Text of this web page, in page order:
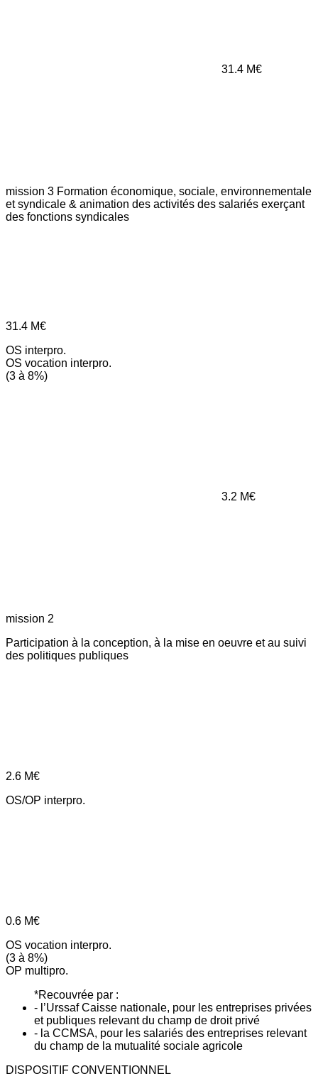
31.4 M€
mission 3 Formation économique, sociale, environnementale
et syndicale & animation des activités des salariés exerçant
des fonctions syndicales
31.4 M€
OS interpro.
OS vocation interpro.
(3 à 8%)
3.2 M€
mission 2
Participation à la conception, à la mise en oeuvre et au suivi
des politiques publiques
2.6 M€
OS/OP interpro.
0.6 M€
OS vocation interpro.
(3 à 8%)
OP multipro.
*Recouvrée par :
- l’Urssaf Caisse nationale, pour les entreprises privées
et publiques relevant du champ de droit privé
- la CCMSA, pour les salariés des entreprises relevant
du champ de la mutualité sociale agricole
DISPOSITIF CONVENTIONNEL